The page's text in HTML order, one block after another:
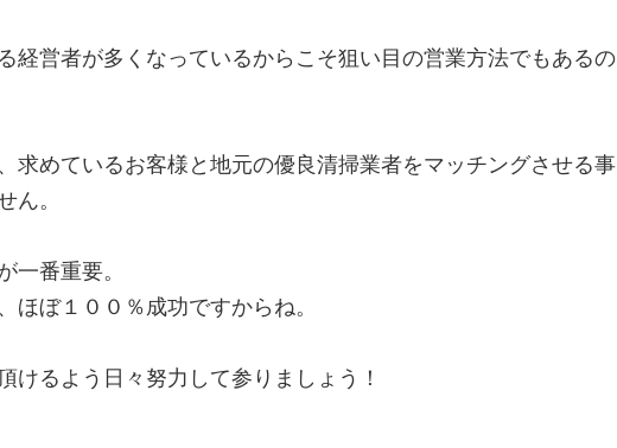
経営者が多くなっているからこそ狙い目の営業方法でもあるの
求めているお客様と地元の優良清掃業者をマッチングさせる事
ん。
一番重要。
ほぼ１００％成功ですからね。
けるよう日々努力して参りましょう！